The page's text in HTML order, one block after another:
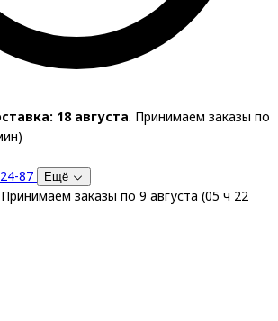
18 августа. Принимаем заказы по
)
87 Ещё
Принимаем заказы по 9 августа (05 ч 22